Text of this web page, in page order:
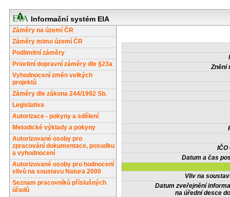
Informační systém EIA
Záměry na území ČR
Záměry mimo území ČR
Podlimitní záměry
Prioritní dopravní záměry dle §23a
Vyhodnocení změn velkých
projektů
Záměry dle zákona 244/1992 Sb.
Legislativa
Autorizace - pokyny a sdělení
Metodické výklady a pokyny
Autorizované osoby pro
zpracování dokumentace, posudku
a vyhodnocení
Autorizované osoby pro hodnocení
vlivů na soustavu Natura 2000
Seznam pracovníků příslušných
úřadů
Znění
IČO
Datum a čas
Vliv na
Datum zveřejnění
na úřední desce